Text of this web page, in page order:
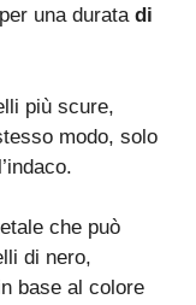
una durata di
più scure,
modo, solo
che può
di nero,
base al colore